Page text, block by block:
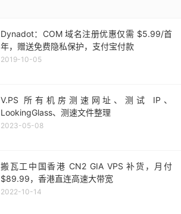
Dynadot：COM 域名注册优惠仅需 $5.99/首
年，赠送免费隐私保护，支付宝付款
2019-10-05
V.PS 所有机房测速网址、测试 IP、
LookingGlass、测速文件整理
2023-05-08
搬瓦工中国香港 CN2 GIA VPS 补货，月付
$89.99，香港直连高速大带宽
2022-10-14